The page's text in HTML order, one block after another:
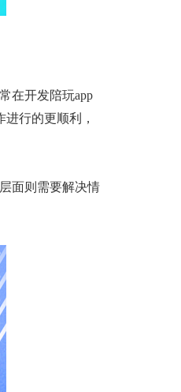
在开发陪玩app
行的更顺利，
面则需要解决情